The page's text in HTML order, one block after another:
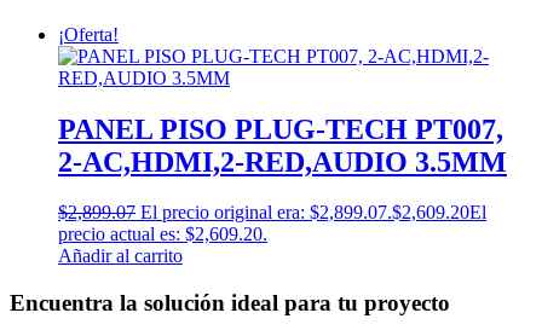
¡Oferta!
PANEL PISO PLUG-TECH PT007,
2-AC,HDMI,2-RED,AUDIO 3.5MM
$2,899.07 El precio original era: $2,899.07.$2,609.20El
precio actual es: $2,609.20.
Añadir al carrito
Encuentra la solución ideal para tu proyecto